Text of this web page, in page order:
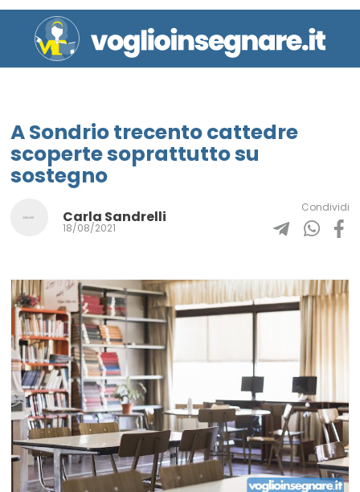
A Sondrio trecento cattedre
scoperte soprattutto su
sostegno
Carla Sandrelli
18/08/2021
Condividi